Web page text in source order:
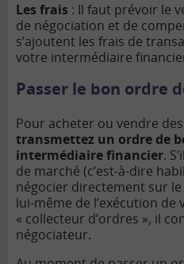
Les frais : Il faut prévoir le
de négociation et de
s’ajoutent les frais de
votre intermédiaire
Passer le bon ordre
Pour acheter ou vendre
transmettez un ordre de
intermédiaire financier.
de marché (c’est-à-dire
négocier directement sur
lui-même de l’exécution de
« collecteur d’ordres », il
négociateur.